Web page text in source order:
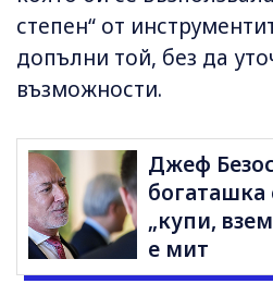
степен“ от
допълни той, без да
възможности.
Джеф
богаташка
„купи,
е мит